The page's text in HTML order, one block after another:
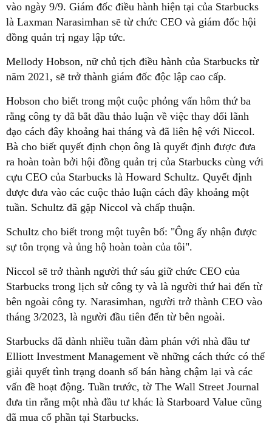
vào ngày 9/9. Giám đốc điều hành hiện tại của Starbucks
là Laxman Narasimhan sẽ từ chức CEO và giám đốc hội
đồng quản trị ngay lập tức.
Mellody Hobson, nữ chủ tịch điều hành của Starbucks từ
năm 2021, sẽ trở thành giám đốc độc lập cao cấp.
Hobson cho biết trong một cuộc phỏng vấn hôm thứ ba
rằng công ty đã bắt đầu thảo luận về việc thay đổi lãnh
đạo cách đây khoảng hai tháng và đã liên hệ với Niccol.
Bà cho biết quyết định chọn ông là quyết định được đưa
ra hoàn toàn bởi hội đồng quản trị của Starbucks cùng với
cựu CEO của Starbucks là Howard Schultz. Quyết định
được đưa vào các cuộc thảo luận cách đây khoảng một
tuần. Schultz đã gặp Niccol và chấp thuận.
Schultz cho biết trong một tuyên bố: "Ông ấy nhận được
sự tôn trọng và ủng hộ hoàn toàn của tôi".
Niccol sẽ trở thành người thứ sáu giữ chức CEO của
Starbucks trong lịch sử công ty và là người thứ hai đến từ
bên ngoài công ty. Narasimhan, người trở thành CEO vào
tháng 3/2023, là người đầu tiên đến từ bên ngoài.
Starbucks đã dành nhiều tuần đàm phán với nhà đầu tư
Elliott Investment Management về những cách thức có thể
giải quyết tình trạng doanh số bán hàng chậm lại và các
vấn đề hoạt động. Tuần trước, tờ The Wall Street Journal
đưa tin rằng một nhà đầu tư khác là Starboard Value cũng
đã mua cổ phần tại Starbucks.